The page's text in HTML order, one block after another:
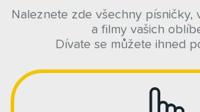
Naleznete zde všechny písničky,
a filmy vašich
Dívate se můžete ihned